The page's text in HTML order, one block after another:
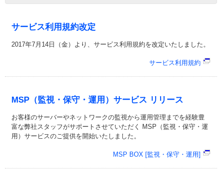
サービス利用規約改定
2017年7月14日（金）より、サービス利用規約を改定いたしました。
サービス利用規約
MSP（監視・保守・運用）サービス リリース
お客様のサーバーやネットワークの監視から運用管理までを経験豊
富な弊社スタッフがサポートさせていただく MSP（監視・保守・運
用）サービスのご提供を開始いたしました。
MSP BOX [監視・保守・運用]